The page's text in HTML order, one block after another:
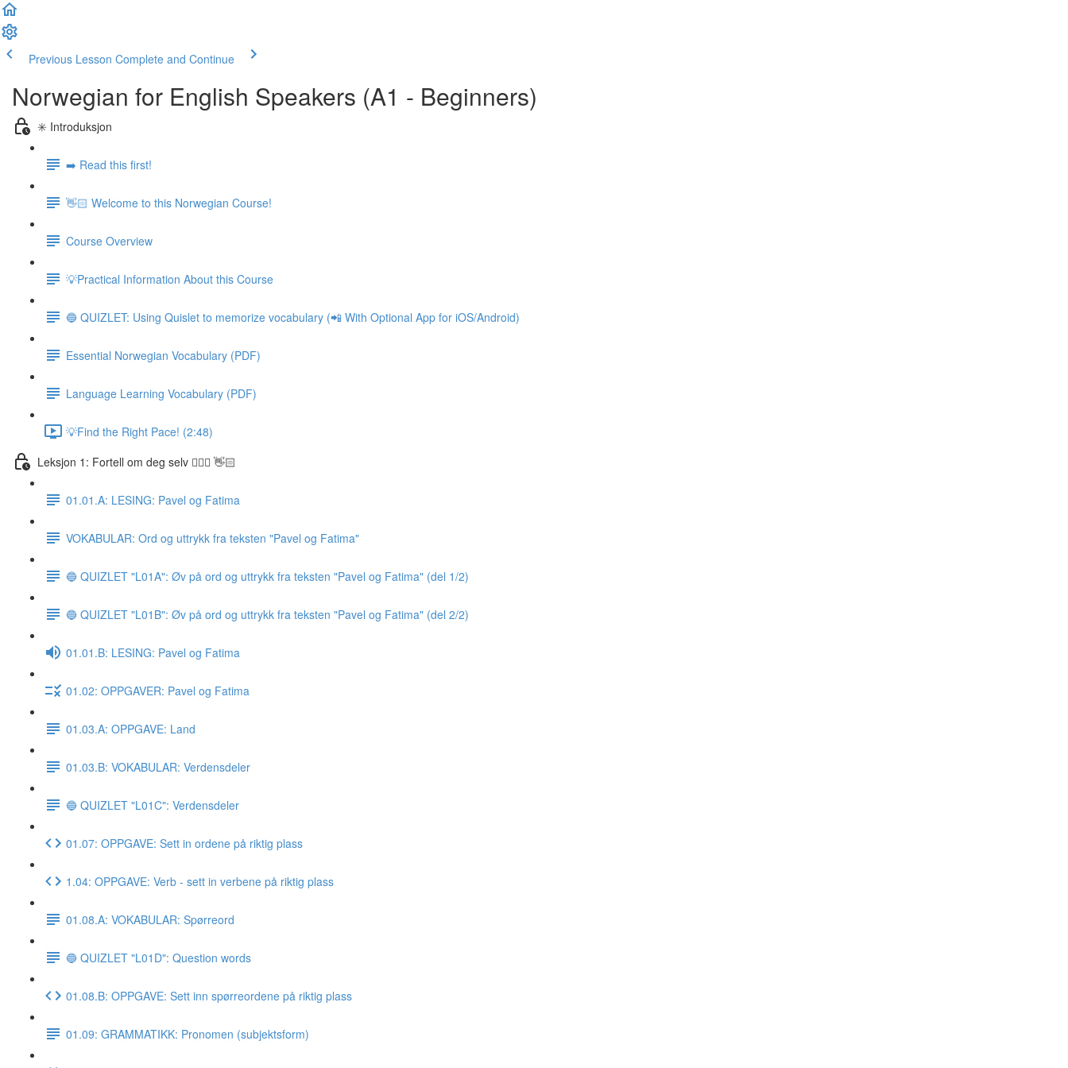
Previous Lesson Complete and Continue
Norwegian for English Speakers (A1 - Beginners)
✳️ Introduksjon
➡️ Read this first!
👋🏻 Welcome to this Norwegian Course!
Course Overview
💡Practical Information About this Course
🔵 QUIZLET: Using Quislet to memorize vocabulary (📲 With Optional App for iOS/Android)
Essential Norwegian Vocabulary (PDF)
Language Learning Vocabulary (PDF)
💡Find the Right Pace! (2:48)
Leksjon 1: Fortell om deg selv 🙋🏽‍♀️ 👋🏻
01.01.A: LESING: Pavel og Fatima
VOKABULAR: Ord og uttrykk fra teksten "Pavel og Fatima"
🔵 QUIZLET "L01A": Øv på ord og uttrykk fra teksten "Pavel og Fatima" (del 1/2)
🔵 QUIZLET "L01B": Øv på ord og uttrykk fra teksten "Pavel og Fatima" (del 2/2)
01.01.B: LESING: Pavel og Fatima
01.02: OPPGAVER: Pavel og Fatima
01.03.A: OPPGAVE: Land
01.03.B: VOKABULAR: Verdensdeler
🔵 QUIZLET "L01C": Verdensdeler
01.07: OPPGAVE: Sett in ordene på riktig plass
1.04: OPPGAVE: Verb - sett in verbene på riktig plass
01.08.A: VOKABULAR: Spørreord
🔵 QUIZLET "L01D": Question words
01.08.B: OPPGAVE: Sett inn spørreordene på riktig plass
01.09: GRAMMATIKK: Pronomen (subjektsform)